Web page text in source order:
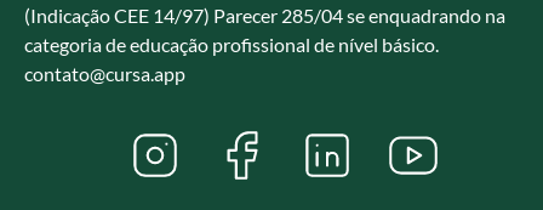
(Indicação CEE 14/97) Parecer 285/04 se enquadrando na
categoria de educação profissional de nível básico.
contato@cursa.app